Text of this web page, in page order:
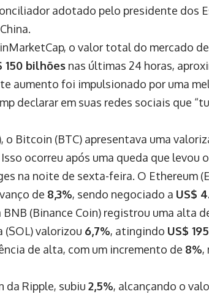
adotado pelo presidente dos
o valor total do mercado
150 bilhões nas últimas 24 horas,
aumento foi impulsionado por uma
declarar em suas redes sociais que
o Bitcoin (BTC) apresentava uma
Isso ocorreu após uma queda que levou
na noite de sexta-feira. O Ethereum
de 8,3%, sendo negociado a US$
(Binance Coin) registrou uma alta
(SOL) valorizou 6,7%, atingindo US$
de alta, com um incremento de 8%,
da Ripple, subiu 2,5%, alcançando o